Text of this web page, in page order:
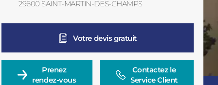
29600 SAINT-MARTIN-DES-CHAMPS
Votre devis gratuit
Prenez
rendez-vous
Contactez le
Service Client